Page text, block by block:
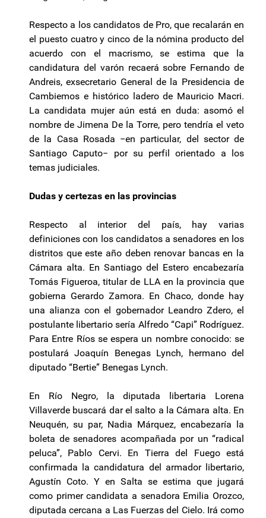
Respecto a los candidatos de Pro, que recalarán en
el puesto cuatro y cinco de la nómina producto del
acuerdo con el macrismo, se estima que la
candidatura del varón recaerá sobre Fernando de
Andreis, exsecretario General de la Presidencia de
Cambiemos e histórico ladero de Mauricio Macri.
La candidata mujer aún está en duda: asomó el
nombre de Jimena De la Torre, pero tendría el veto
de la Casa Rosada −en particular, del sector de
Santiago Caputo− por su perfil orientado a los
temas judiciales.
Dudas y certezas en las provincias
Respecto al interior del país, hay varias
definiciones con los candidatos a senadores en los
distritos que este año deben renovar bancas en la
Cámara alta. En Santiago del Estero encabezaría
Tomás Figueroa, titular de LLA en la provincia que
gobierna Gerardo Zamora. En Chaco, donde hay
una alianza con el gobernador Leandro Zdero, el
postulante libertario sería Alfredo “Capi” Rodríguez.
Para Entre Ríos se espera un nombre conocido: se
postulará Joaquín Benegas Lynch, hermano del
diputado “Bertie” Benegas Lynch.
En Río Negro, la diputada libertaria Lorena
Villaverde buscará dar el salto a la Cámara alta. En
Neuquén, su par, Nadia Márquez, encabezaría la
boleta de senadores acompañada por un “radical
peluca”, Pablo Cervi. En Tierra del Fuego está
confirmada la candidatura del armador libertario,
Agustín Coto. Y en Salta se estima que jugará
como primer candidata a senadora Emilia Orozco,
diputada cercana a Las Fuerzas del Cielo. Irá como